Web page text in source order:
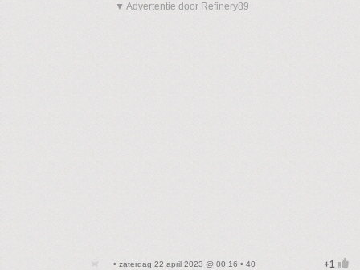
▼ Advertentie door Refinery89
• zaterdag 22 april 2023 @ 00:16 • 40